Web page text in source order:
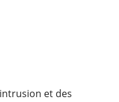
et des